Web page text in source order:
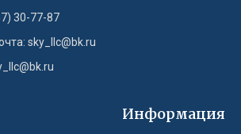
30-77-87
sky_llc@bk.ru
Информация